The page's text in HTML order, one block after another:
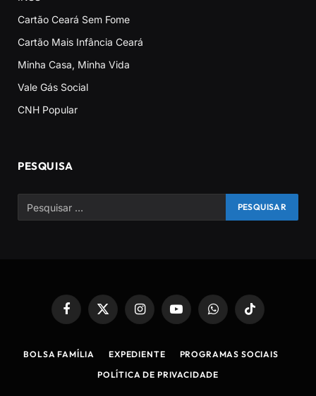
Cartão Ceará Sem Fome
Cartão Mais Infância Ceará
Minha Casa, Minha Vida
Vale Gás Social
CNH Popular
PESQUISA
Facebook
X
InstagramYouTubeWhatsAppTikTok
BOLSA FAMÍLIA EXPEDIENTE
PROGRAMAS SOCIAIS
POLÍTICA DE PRIVACIDADE